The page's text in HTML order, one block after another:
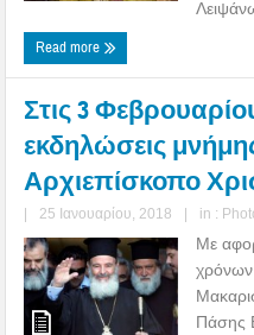
Read more
Στις 3
εκδηλώσεις
Αρχιεπίσκοπο
| 25 Ιανουαρίου, 2018 | in :
Με
χρόνων
Πάσης